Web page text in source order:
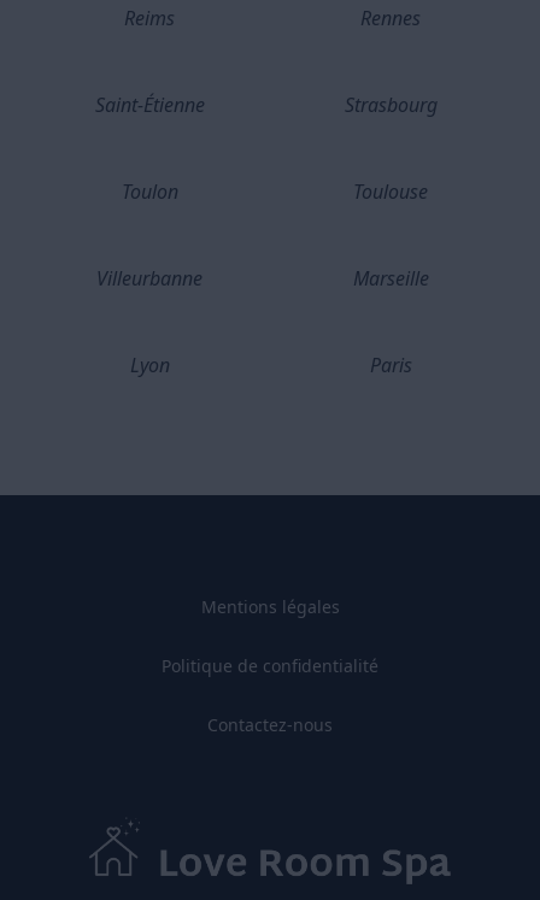
Reims Rennes
Saint-Étienne Strasbourg
Toulon Toulouse
Villeurbanne Marseille
Lyon Paris
Mentions légales
Politique de confidentialité
Contactez-nous